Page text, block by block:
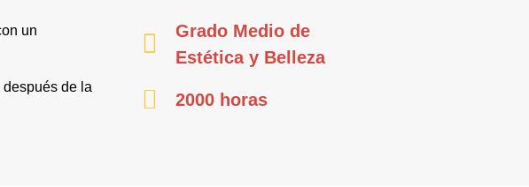
un
de la
Grado Medio de
Estética y Belleza
2000 horas